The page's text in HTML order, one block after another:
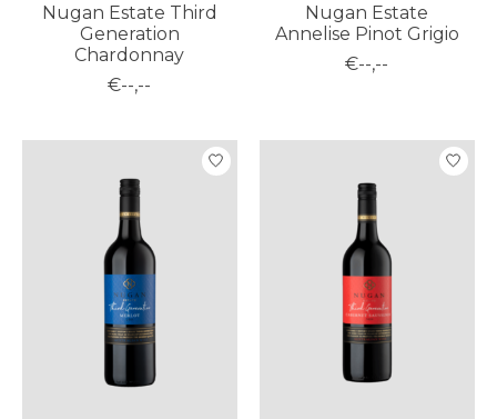
Nugan Estate Third
Generation
Chardonnay
€--,--
Nugan Estate
Annelise Pinot Grigio
€--,--